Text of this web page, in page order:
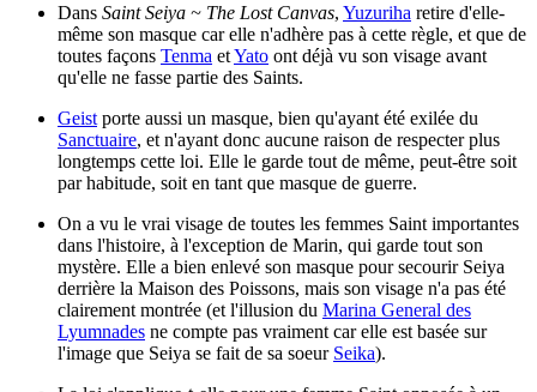
Dans Saint Seiya ~ The Lost Canvas, Yuzuriha retire d'elle-
même son masque car elle n'adhère pas à cette règle, et que de
toutes façons Tenma etYato ont déjà vu son visage avant
qu'elle ne fasse partie des Saints.
Geist porte aussi un masque, bien qu'ayant été exilée du
Sanctuaire, et n'ayant donc aucune raison de respecter plus
longtemps cette loi. Elle le garde tout de même, peut-être soit
par habitude, soit en tant que masque de guerre.
On a vu le vrai visage de toutes les femmes Saint importantes
dans l'histoire, à l'exception de Marin, qui garde tout son
mystère. Elle a bien enlevé son masque pour secourir Seiya
derrière la Maison des Poissons, mais son visage n'a pas été
clairement montrée (et l'illusion du Marina General des
Lyumnades ne compte pas vraiment car elle est basée sur
l'image que Seiya se fait de sa soeur Seika).